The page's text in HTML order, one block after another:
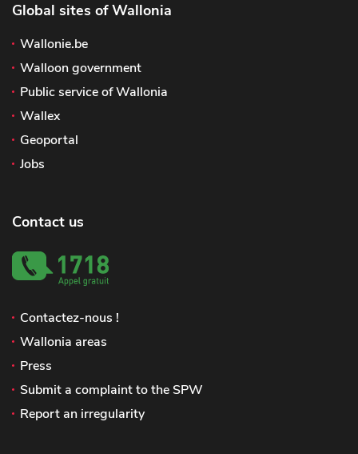
Global sites of Wallonia
Wallonie.be
Walloon government
Public service of Wallonia
Wallex
Geoportal
Jobs
Contact us
Contactez-nous !
Wallonia areas
Press
Submit a complaint to the SPW
Report an irregularity